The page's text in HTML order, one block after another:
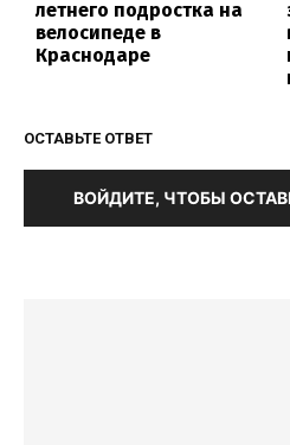
летнего подростка на
велосипеде в
Краснодаре
ОСТАВЬТЕ ОТВЕТ
ВОЙДИТЕ, ЧТОБЫ